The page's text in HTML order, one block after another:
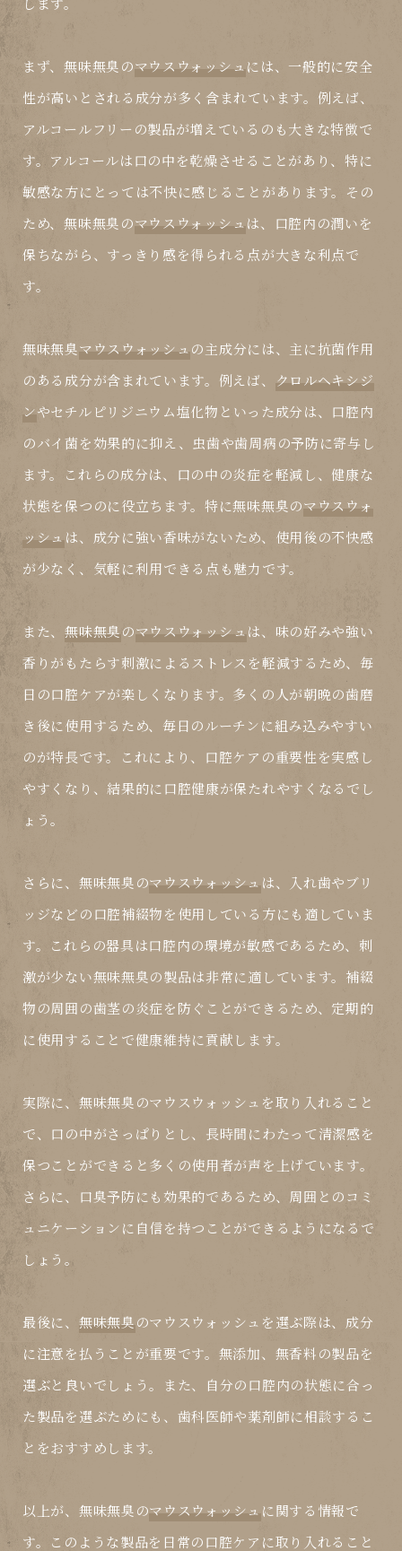
まず、無味無臭のマウスウォッシュには、一般的に安全
性が高いとされる成分が多く含まれています。例えば、
アルコールフリーの製品が増えているのも大きな特徴で
す。アルコールは口の中を乾燥させることがあり、特に
敏感な方にとっては不快に感じることがあります。その
ため、無味無臭のマウスウォッシュは、口腔内の潤いを
保ちながら、すっきり感を得られる点が大きな利点で
す。
無味無臭マウスウォッシュの主成分には、主に抗菌作用
のある成分が含まれています。例えば、
クロルヘキシジ
ンやセチルピリジニウム塩化物 といった成分は、口腔内
のバイ菌を効果的に抑え、虫歯や歯周病の予防に寄与し
ます。これらの成分は、口の中の炎症を軽減し、健康な
状態を保つのに役立ちます。特に無味無臭のマウスウォ
ッシュ は、成分に強い香味がないため、使用後の不快感
が少なく、気軽に利用できる点も魅力です。
また、無味無臭のマウスウォッシュは、味の好みや強い
香りがもたらす刺激によるストレスを軽減するため、毎
日の口腔ケアが楽しくなります。多くの人が朝晩の歯磨
き後に使用するため、毎日のルーチンに組み込みやすい
のが特長です。これにより、口腔ケアの重要性を実感し
やすくなり、結果的に口腔健康が保たれやすくなるでし
ょう。
さらに、無味無臭のマウスウォッシュ は、入れ歯やブリ
ッジなどの口腔補綴物を使用している方にも適していま
す。これらの器具は口腔内の環境が敏感であるため、刺
激が少ない無味無臭の製品は非常に適しています。補綴
物の周囲の歯茎の炎症を防ぐことができるため、定期的
に使用することで健康維持に貢献します。
実際に、無味無臭のマウスウォッシュ を取り入れること
で、口の中がさっぱりとし、長時間にわたって清潔感を
保つことができると多くの使用者が声を上げています。
さらに、口臭予防にも効果的であるため、周囲とのコミ
ュニケーションに自信を持つことができるようになるで
しょう。
最後に、 無味無臭のマウスウォッシュ を選ぶ際は、成分
に注意を払うことが重要です。無添加、無香料の製品を
選ぶと良いでしょう。また、自分の口腔内の状態に合っ
た製品を選ぶためにも、歯科医師や薬剤師に相談するこ
とをおすすめします。
以上が、無味無臭のマウスウォッシュ に関する情報で
す。このような製品を日常の口腔ケアに取り入れること